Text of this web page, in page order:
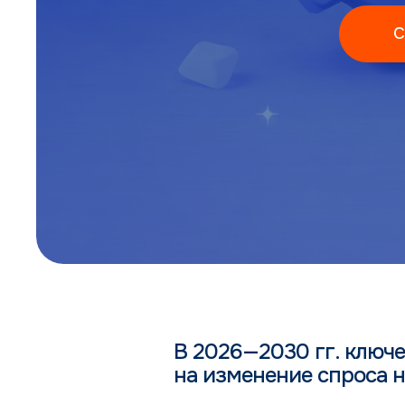
В 2026—2030 гг.
на изменение спроса